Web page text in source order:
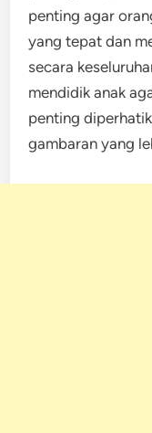
penting agar
yang tepat dan
secara
mendidik anak
penting
gambaran yang